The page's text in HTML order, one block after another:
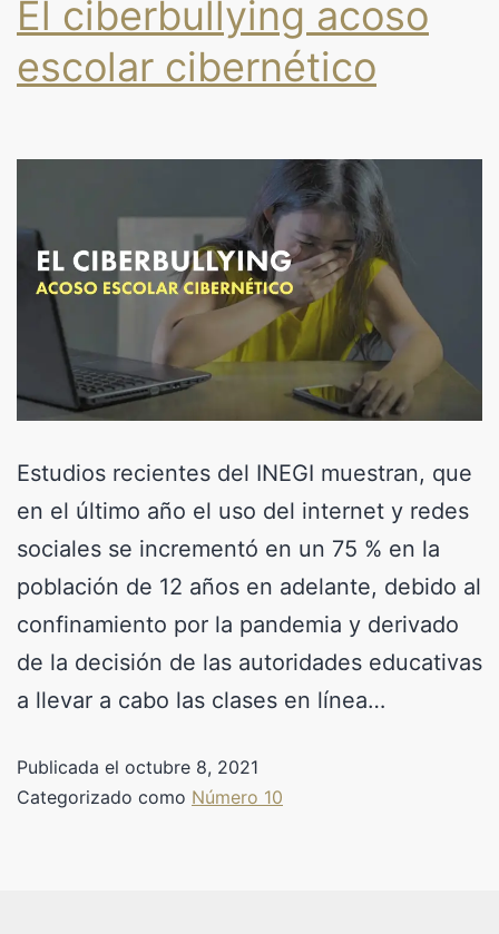
El ciberbullying acoso
escolar cibernético
Estudios recientes del INEGI muestran, que
en el último año el uso del internet y redes
sociales se incrementó en un 75 % en la
población de 12 años en adelante, debido al
confinamiento por la pandemia y derivado
de la decisión de las autoridades educativas
a llevar a cabo las clases en línea…
Publicada el octubre 8, 2021
Categorizado como Número 10